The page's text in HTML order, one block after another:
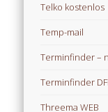
Telko kostenlos
Temp-mail
Terminfinder –
Terminfinder
Threema WEB